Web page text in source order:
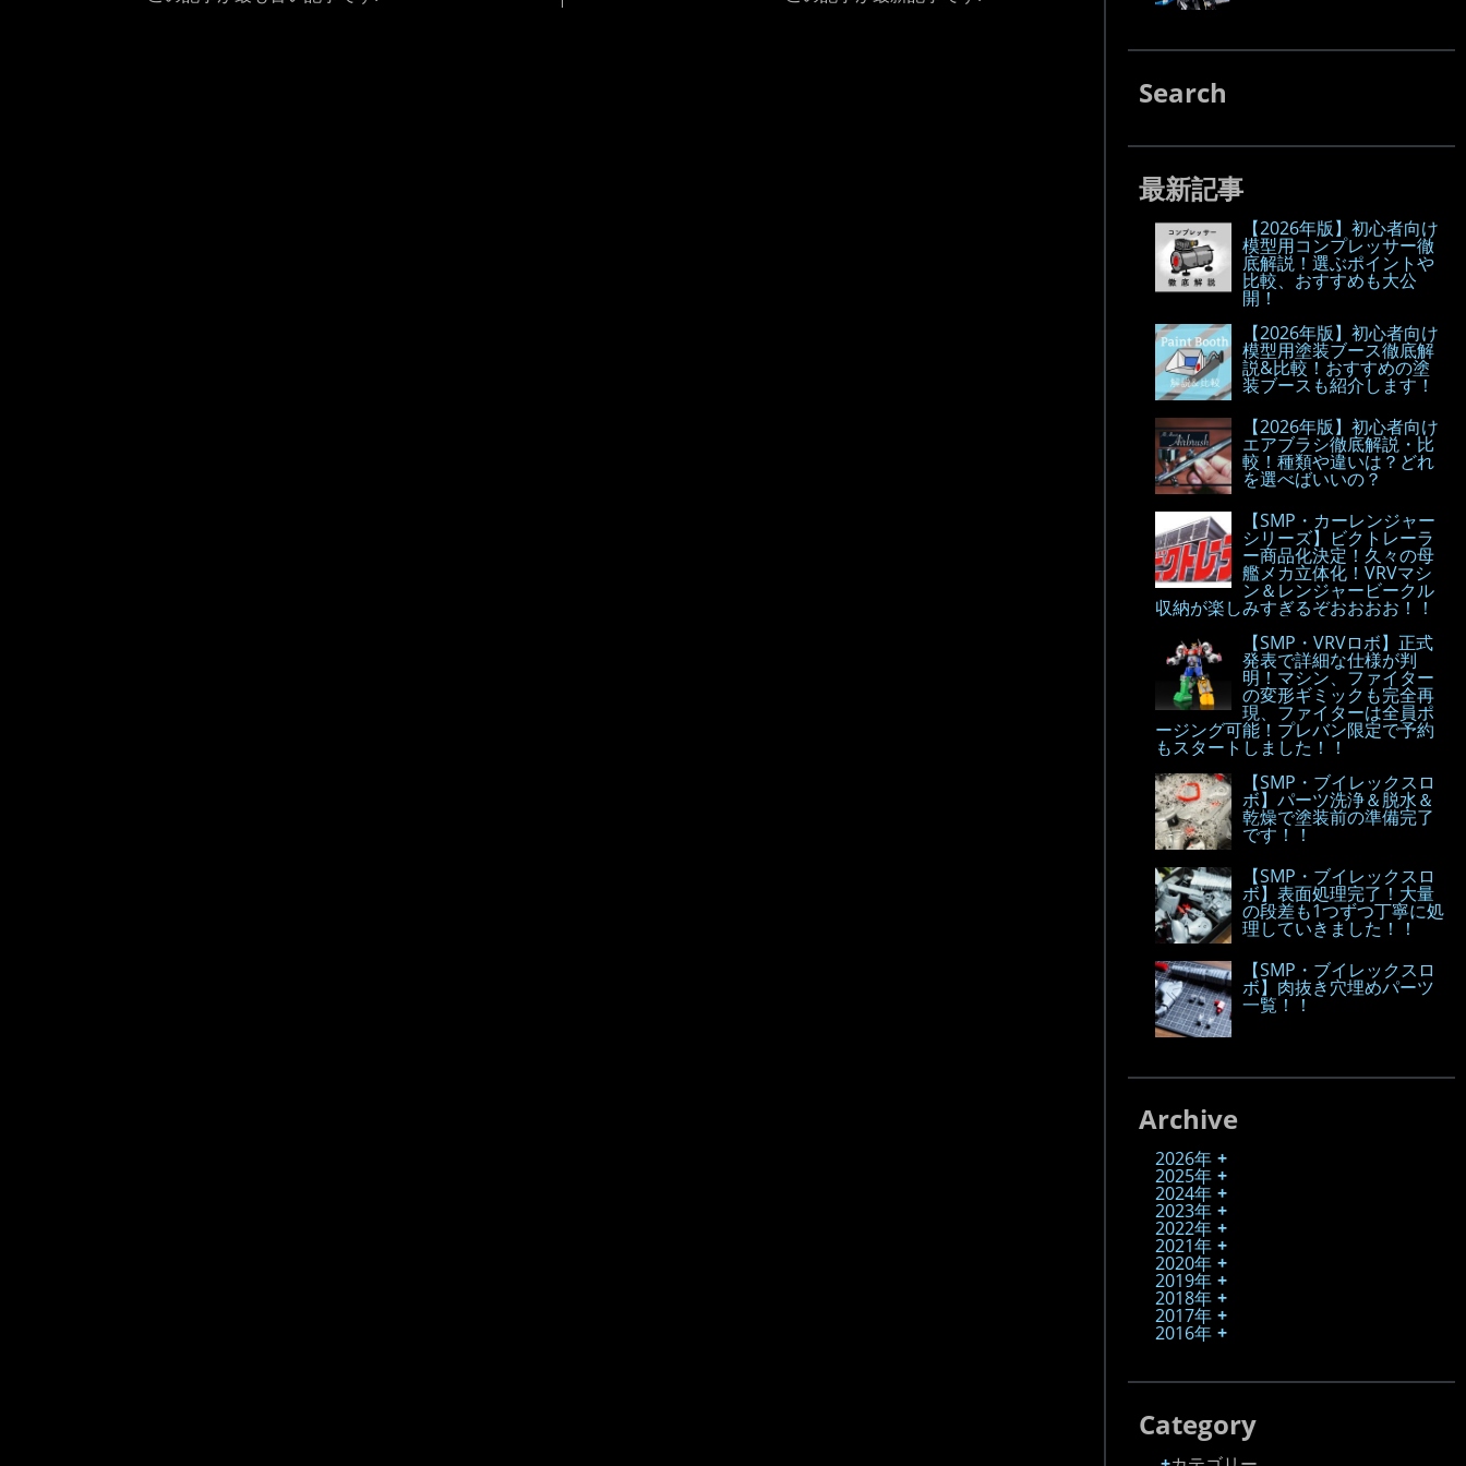
Search
最新記事
【2026年版】初心者向け
模型用コンプレッサー徹
底解説！選ぶポイントや
比較、おすすめも大公
開！
【2026年版】初心者向け
模型用塗装ブース徹底解
説&比較！おすすめの塗
装ブースも紹介します！
【2026年版】初心者向け
エアブラシ徹底解説・比
較！種類や違いは？どれ
を選べばいいの？
【SMP・カーレンジャー
シリーズ】ビクトレーラ
ー商品化決定！久々の母
艦メカ立体化！VRVマシ
ン＆レンジャービークル
収納が楽しみすぎるぞおおおお！！
【SMP・VRVロボ】正式
発表で詳細な仕様が判
明！マシン、ファイター
の変形ギミックも完全再
現、ファイターは全員ポ
ージング可能！プレバン限定で予約
もスタートしました！！
【SMP・ブイレックスロ
ボ】パーツ洗浄＆脱水＆
乾燥で塗装前の準備完了
です！！
【SMP・ブイレックスロ
ボ】表面処理完了！大量
の段差も1つずつ丁寧に処
理していきました！！
【SMP・ブイレックスロ
ボ】肉抜き穴埋めパーツ
一覧！！
Archive
2026年
2025年
2024年
2023年
2022年
2021年
2020年
2019年
2018年
2017年
2016年
Category